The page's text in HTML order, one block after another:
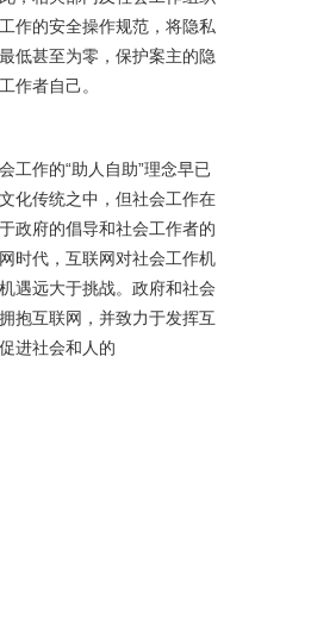
作的安全操作规范，将隐私
低甚至为零，保护案主的隐
作者自己。
工作的“助人自助”理念早已
化传统之中，但社会工作在
政府的倡导和社会工作者的
时代，互联网对社会工作机
遇远大于挑战。政府和社会
抱互联网，并致力于发挥互
进社会和人的